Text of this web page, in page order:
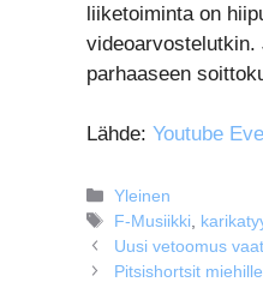
liiketoiminta on
videoarvostelutkin.
parhaaseen
Lähde: Youtube
Kategoriat
Yleinen
Avainsanat
F-Musiikki
Uusi vetoomus
Pitsishortsit